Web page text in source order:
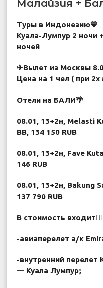
Малайзия +
Туры в Индонезию💛
Куала-Лумпур 2 ночи
ночей
✈Вылет из Москвы
Цена на 1 чел ( при
Отели на БАЛИ🌴
08.01, 13+2н, Melasti
BB, 134 150 RUB
08.01, 13+2н, Fave
146 RUB
08.01, 13+2н, Bakung
137 790 RUB
В стоимость
-авиаперелет а/к
-внутренний
— Куала Лумпур;